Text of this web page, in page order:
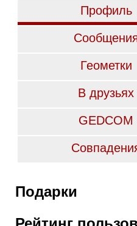
Профиль
Геометки
В друзьях
GEDCOM
Подарки